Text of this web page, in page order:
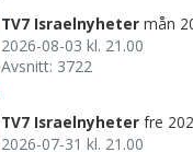
TV7 Israelnyheter mån
2026-08-03 kl. 21.00
Avsnitt: 3722
TV7 Israelnyheter fre
2026-07-31 kl. 21.00